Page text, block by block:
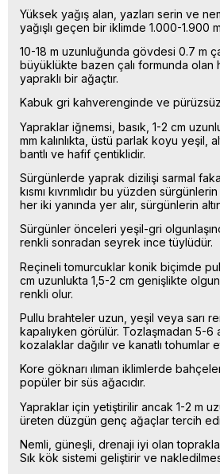
Yüksek yağış alan, yazları serin ve
yağışlı geçen bir iklimde 1.000-1.900
10-18 m uzunluğunda gövdesi 0.7 m
büyüklükte bazen çalı formunda olan
yapraklı bir ağaçtır.
Kabuk gri kahverenginde ve pürüzsüz
Yapraklar iğnemsi, basık, 1-2 cm
mm kalınlıkta, üstü parlak koyu yeşil,
bantlı ve hafif çentiklidir.
Sürgünlerde yaprak dizilişi sarmal
kısmı kıvrımlıdır bu yüzden
her iki yanında yer alır, sürgünlerin
Sürgünler önceleri yeşil-gri
renkli sonradan seyrek ince tüylüdür.
Reçineli tomurcuklar konik biçimde
cm uzunlukta 1,5-2 cm genişlikte
renkli olur.
Pullu brahteler uzun, yeşil veya sarı
kapalıyken görülür. Tozlaşmadan 5-6
kozalaklar dağılır ve kanatlı tohumlar
Kore göknarı ılıman iklimlerde
popüler bir süs ağacıdır.
Yapraklar için yetiştirilir ancak 1-2 m
üreten düzgün genç ağaçlar tercih
Nemli, güneşli, drenaji iyi olan
Sık kök sistemi geliştirir ve